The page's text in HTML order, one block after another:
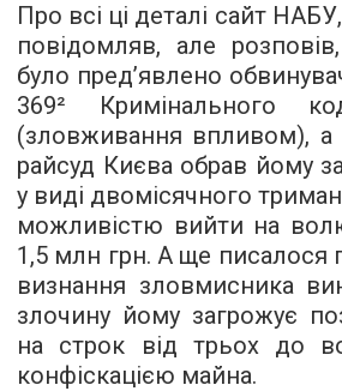
Про всі ці деталі сайт
повідомляв, але
було пред’явлено
369² Кримінального
(зловживання впливом),
райсуд Києва обрав йому
у виді двомісячного
можливістю вийти на
1,5 млн грн. А ще писалося
визнання зловмисника
злочину йому загрожує
на строк від трьох до
конфіскацією майна.